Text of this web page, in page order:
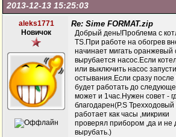
2013-12-13 15:25:03
aleks1771
Новичок
Re: Sime FORMAT.zip
Добрый день!Проблема с
TS.При работе на обогрев
начинает мигать оранжевый
вырубается насос.Если
или выключить насос
остывания.Если сразу
будет работать до
может и 1час.Нужен совет -
благодарен(P.S
работает как часы
проверял прибором ,да и не
вырубать.)